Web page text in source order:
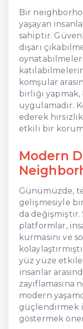
Bir
yaşayan
sahiptir.
dışarı
komşular
birliği yapmak,
uygulamadır.
ederek
etkili bir
Modern
Günümüzde,
gelişmesiyle
da değişmiştir.
platformlar,
kurmasını ve
yüz yüze
insanlar
zayıflamasına
modern
güçlendirmek
göstermek